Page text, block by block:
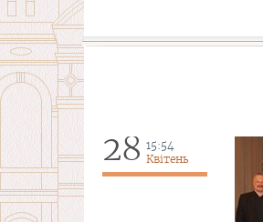
28 15:54
Квітень